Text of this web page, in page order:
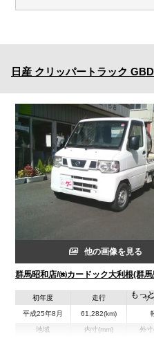
日産 クリッパートラック
他の画像を見る
群馬昭和店/㈱カードック大利根(群
初年度
平成25年8月
走行
61,282(km)
サ
地域 内寸(mm) 外
もっ